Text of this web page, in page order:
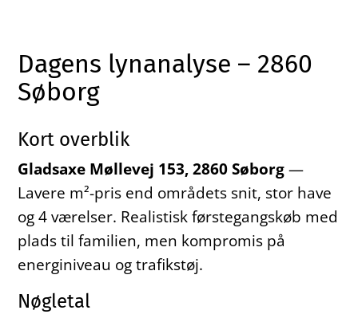
Dagens lynanalyse – 2860
Søborg
Kort overblik
Gladsaxe Møllevej 153, 2860 Søborg—
Lavere m²-pris end områdets snit, stor have
og 4 værelser. Realistisk førstegangskøb med
plads til familien, men kompromis på
energiniveau og trafikstøj.
Nøgletal